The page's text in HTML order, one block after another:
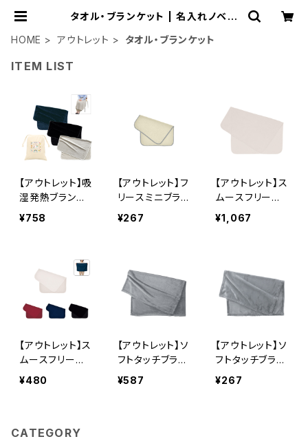
タオル・ブランケット | 名入れノベル
HOME
アウトレット タオル・ブランケット
ITEM LIST
【アウトレット】吸
湿発熱ブランケ
ット（巾着付） M
¥758
【アウトレット】フ
リースミニブラン
ケット アイボリ
¥267
【アウトレット】ス
ムースフリース
ブランケット（L）
アイボリー M
¥1,067
【アウトレット】ス
ムースフリース
ブランケット（S）
¥480
【アウトレット】ソ
フトタッチブラン
ケット（M） MG
¥587
【アウトレット】ソ
フトタッチブラン
ケット（S） MG
¥267
CATEGORY